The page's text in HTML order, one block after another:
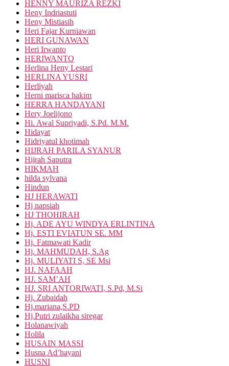
HENNY MAURIZA REZKI
Heny Indriastuti
Heny Mistiasih
Heri Fajar Kurniawan
HERI GUNAWAN
Heri Irwanto
HERIWANTO
Herlina Heny Lestari
HERLINA YUSRI
Herliyah
Herni marisca hakim
HERRA HANDAYANI
Hery Joelijono
Hi. Awal Supriyadi, S.Pd. M.M.
Hidayat
Hidriyatul khotimah
HIJRAH PARILA SYANUR
Hijrah Saputra
HIKMAH
hilda sylvana
Hindun
HJ HERAWATI
Hj napsiah
HJ THOHIRAH
Hj. ADE AYU WINDYA ERLINTINA
Hj. ESTI EVIATUN SE. MM
Hj. Fatmawati Kadir
Hj. MAHMUDAH, S.Ag
Hj. MULIYATI S, SE Msi
HJ. NAFAAH
HJ. SAM’AH
HJ. SRI ANTORIWATI, S.Pd, M.Si
Hj. Zubaidah
Hj.mariana,S.PD
Hj.Putri zulaikha siregar
Holanawiyah
Holila
HUSAIN MASSI
Husna Ad’hayani
HUSNI